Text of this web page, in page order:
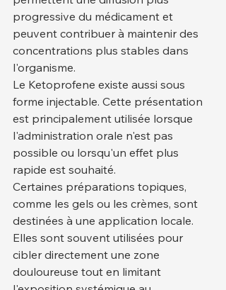
progressive du médicament et
peuvent contribuer à maintenir des
concentrations plus stables dans
l'organisme.
Le Ketoprofene existe aussi sous
forme injectable. Cette présentation
est principalement utilisée lorsque
l'administration orale n'est pas
possible ou lorsqu'un effet plus
rapide est souhaité.
Certaines préparations topiques,
comme les gels ou les crèmes, sont
destinées à une application locale.
Elles sont souvent utilisées pour
cibler directement une zone
douloureuse tout en limitant